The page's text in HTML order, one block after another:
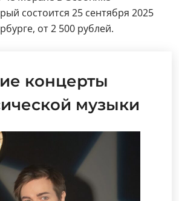
состоится 25 сентября 2025
от 2 500 рублей.
концерты
музыки